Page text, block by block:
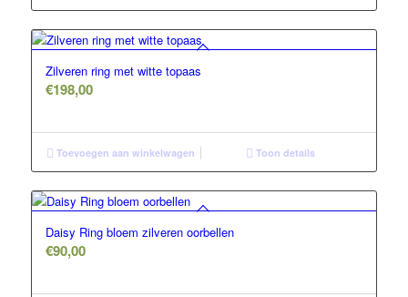
Zilveren ring met witte topaas
€198,00
Toevoegen aan winkelwagen Toon details
Daisy Ring bloem zilveren oorbellen
€90,00